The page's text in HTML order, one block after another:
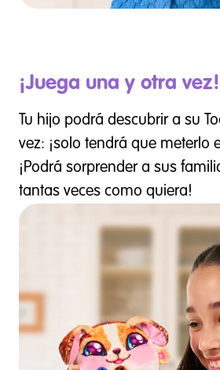
¡Juega una y otra vez!
Tu hijo podrá descubrir a su
vez: ¡solo tendrá que meterlo
¡Podrá sorprender a sus
tantas veces como quiera!